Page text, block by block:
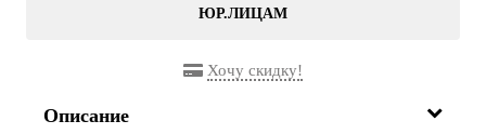
ЮР.ЛИЦАМ
Хочу скидку!
Описание